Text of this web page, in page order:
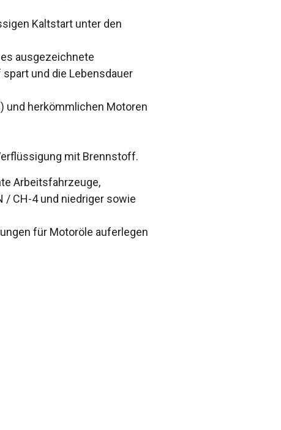
Kaltstart unter den
ausgezeichnete
und die Lebensdauer
und herkömmlichen Motoren
mit Brennstoff.
Arbeitsfahrzeuge,
/ CH-4 und niedriger sowie
für Motoröle auferlegen